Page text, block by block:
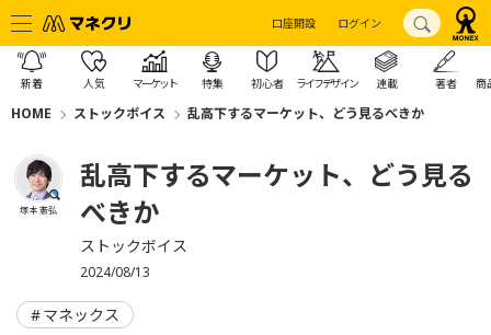
口座開設 ログイン
新着 人気 マーケット 特集 初心者 ライフデザイン 連載 著者 商
HOME ストックボイス 乱高下するマーケット、どう見るべきか
塚本 憲弘
乱高下するマーケット、どう見る
べきか
ストックボイス
2024/08/13
マネックス